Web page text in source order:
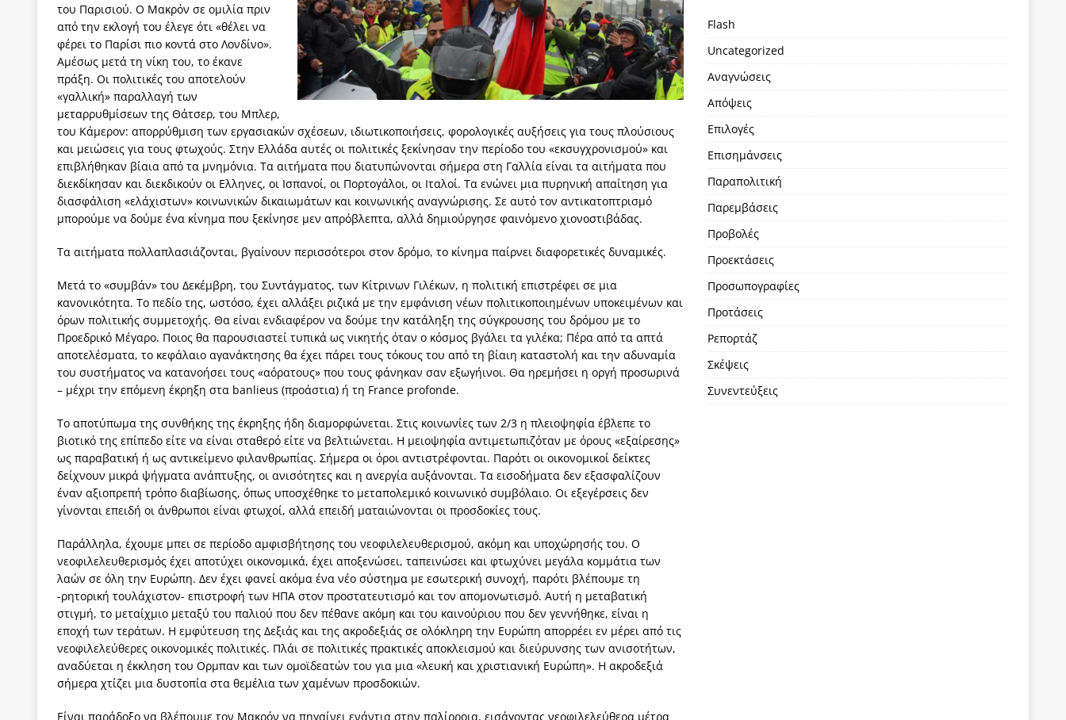
του Παρισιού. Ο Μακρόν σε ομιλία πριν
από την εκλογή του έλεγε ότι «θέλει να
φέρει το Παρίσι πιο κοντά στο Λονδίνο».
Αμέσως μετά τη νίκη του, το έκανε
πράξη. Οι πολιτικές του αποτελούν
«γαλλική» παραλλαγή των
μεταρρυθμίσεων της Θάτσερ, του Μπλερ,
του Κάμερον: απορρύθμιση των εργασιακών σχέσεων, ιδιωτικοποιήσεις, φορολογικές αυξήσεις για τους πλούσιους
και μειώσεις για τους φτωχούς. Στην Ελλάδα αυτές οι πολιτικές ξεκίνησαν την περίοδο του «εκσυγχρονισμού» και
επιβλήθηκαν βίαια από τα μνημόνια. Τα αιτήματα που διατυπώνονται σήμερα στη Γαλλία είναι τα αιτήματα που
διεκδίκησαν και διεκδικούν οι Ελληνες, οι Ισπανοί, οι Πορτογάλοι, οι Ιταλοί. Τα ενώνει μια πυρηνική απαίτηση για
διασφάλιση «ελάχιστων» κοινωνικών δικαιωμάτων και κοινωνικής αναγνώρισης. Σε αυτό τον αντικατοπτρισμό
μπορούμε να δούμε ένα κίνημα που ξεκίνησε μεν απρόβλεπτα, αλλά δημιούργησε φαινόμενο χιονοστιβάδας.
Τα αιτήματα πολλαπλασιάζονται, βγαίνουν περισσότεροι στον δρόμο, το κίνημα παίρνει διαφορετικές δυναμικές.
Μετά το «συμβάν» του Δεκέμβρη, του Συντάγματος, των Κίτρινων Γιλέκων, η πολιτική επιστρέφει σε μια
κανονικότητα. Το πεδίο της, ωστόσο, έχει αλλάξει ριζικά με την εμφάνιση νέων πολιτικοποιημένων υποκειμένων και
όρων πολιτικής συμμετοχής. Θα είναι ενδιαφέρον να δούμε την κατάληξη της σύγκρουσης του δρόμου με το
Προεδρικό Μέγαρο. Ποιος θα παρουσιαστεί τυπικά ως νικητής όταν ο κόσμος βγάλει τα γιλέκα; Πέρα από τα απτά
αποτελέσματα, το κεφάλαιο αγανάκτησης θα έχει πάρει τους τόκους του από τη βίαιη καταστολή και την αδυναμία
του συστήματος να κατανοήσει τους «αόρατους» που τους φάνηκαν σαν εξωγήινοι. Θα ηρεμήσει η οργή προσωρινά
– μέχρι την επόμενη έκρηξη στα banlieus (προάστια) ή τη France profonde.
Το αποτύπωμα της συνθήκης της έκρηξης ήδη διαμορφώνεται. Στις κοινωνίες των 2/3 η πλειοψηφία έβλεπε το
βιοτικό της επίπεδο είτε να είναι σταθερό είτε να βελτιώνεται. Η μειοψηφία αντιμετωπιζόταν με όρους «εξαίρεσης»
ως παραβατική ή ως αντικείμενο φιλανθρωπίας. Σήμερα οι όροι αντιστρέφονται. Παρότι οι οικονομικοί δείκτες
δείχνουν μικρά ψήγματα ανάπτυξης, οι ανισότητες και η ανεργία αυξάνονται. Τα εισοδήματα δεν εξασφαλίζουν
έναν αξιοπρεπή τρόπο διαβίωσης, όπως υποσχέθηκε το μεταπολεμικό κοινωνικό συμβόλαιο. Οι εξεγέρσεις δεν
γίνονται επειδή οι άνθρωποι είναι φτωχοί, αλλά επειδή ματαιώνονται οι προσδοκίες τους.
Παράλληλα, έχουμε μπει σε περίοδο αμφισβήτησης του νεοφιλελευθερισμού, ακόμη και υποχώρησής του. Ο
νεοφιλελευθερισμός έχει αποτύχει οικονομικά, έχει αποξενώσει, ταπεινώσει και φτωχύνει μεγάλα κομμάτια των
λαών σε όλη την Ευρώπη. Δεν έχει φανεί ακόμα ένα νέο σύστημα με εσωτερική συνοχή, παρότι βλέπουμε τη
-ρητορική τουλάχιστον- επιστροφή των ΗΠΑ στον προστατευτισμό και τον απομονωτισμό. Αυτή η μεταβατική
στιγμή, το μεταίχμιο μεταξύ του παλιού που δεν πέθανε ακόμη και του καινούριου που δεν γεννήθηκε, είναι η
εποχή των τεράτων. Η εμφύτευση της Δεξιάς και της ακροδεξιάς σε ολόκληρη την Ευρώπη απορρέει εν μέρει από τις
νεοφιλελεύθερες οικονομικές πολιτικές. Πλάι σε πολιτικές πρακτικές αποκλεισμού και διεύρυνσης των ανισοτήτων,
αναδύεται η έκκληση του Ορμπαν και των ομοϊδεατών του για μια «λευκή και χριστιανική Ευρώπη». Η ακροδεξιά
σήμερα χτίζει μια δυστοπία στα θεμέλια των χαμένων προσδοκιών.
Είναι παράδοξο να βλέπουμε τον Μακρόν να πηγαίνει ενάντια στην παλίρροια, εισάγοντας νεοφιλελεύθερα μέτρα
Flash
Uncategorized
Αναγνώσεις
Απόψεις
Επιλογές
Επισημάνσεις
Παραπολιτική
Παρεμβάσεις
Προβολές
Προεκτάσεις
Προσωπογραφίες
Προτάσεις
Ρεπορτάζ
Σκέψεις
Συνεντεύξεις